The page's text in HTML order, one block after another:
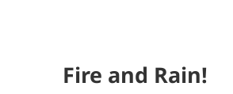
Fire and Rain!